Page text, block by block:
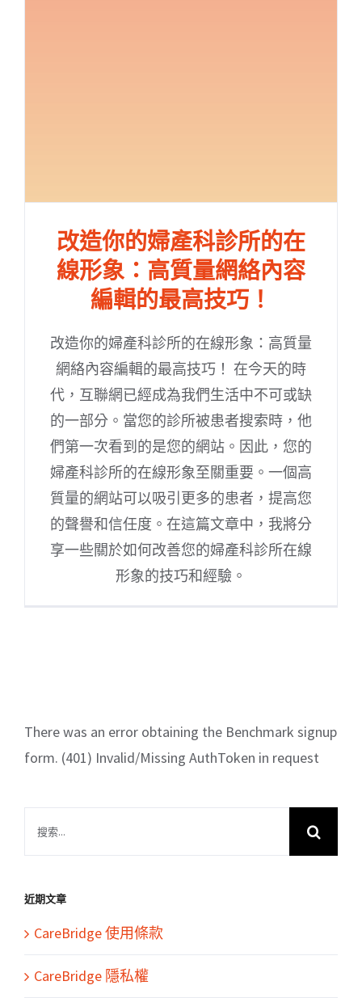
改造你的婦產科診所的在
線形象：高質量網絡內容
編輯的最高技巧！
改造你的婦產科診所的在線形象：高質量
網絡內容編輯的最高技巧！ 在今天的時
代，互聯網已經成為我們生活中不可或缺
的一部分。當您的診所被患者搜索時，他
們第一次看到的是您的網站。因此，您的
婦產科診所的在線形象至關重要。一個高
質量的網站可以吸引更多的患者，提高您
的聲譽和信任度。在這篇文章中，我將分
享一些關於如何改善您的婦產科診所在線
形象的技巧和經驗。
There was an error obtaining the Benchmark signup
form. (401) Invalid/Missing AuthToken in request
果：
近期文章
CareBridge 使用條款
CareBridge 隱私權